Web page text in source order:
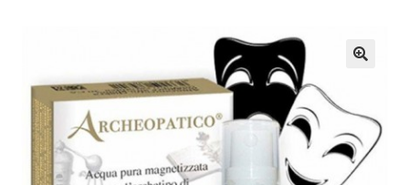
Корзина
Мой аккаунт
Оформление заказа